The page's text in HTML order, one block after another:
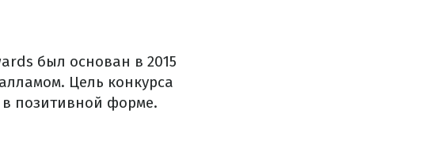
был основан в 2015
Цель конкурса
позитивной форме.